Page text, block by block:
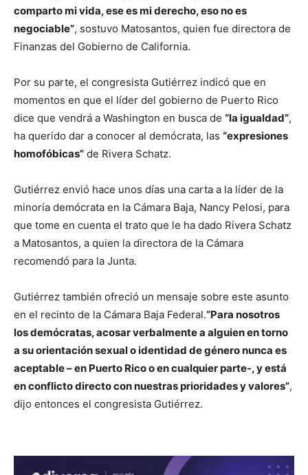
comparto mi vida, ese es mi derecho, eso no es
negociable”, sostuvo Matosantos, quien fue directora de
Finanzas del Gobierno de California.
Por su parte, el congresista Gutiérrez indicó que en
momentos en que el líder del gobierno de Puerto Rico
dice que vendrá a Washington en busca de “la igualdad”,
ha querido dar a conocer al demócrata, las “expresiones
homofóbicas” de Rivera Schatz.
Gutiérrez envió hace unos días una carta a la líder de la
minoría demócrata en la Cámara Baja, Nancy Pelosi, para
que tome en cuenta el trato que le ha dado Rivera Schatz
a Matosantos, a quien la directora de la Cámara
recomendó para la Junta.
Gutiérrez también ofreció un mensaje sobre este asunto
en el recinto de la Cámara Baja Federal.“Para nosotros
los demócratas, acosar verbalmente a alguien en torno
a su orientación sexual o identidad de género nunca es
aceptable – en Puerto Rico o en cualquier parte-, y está
en conflicto directo con nuestras prioridades y valores”,
dijo entonces el congresista Gutiérrez.